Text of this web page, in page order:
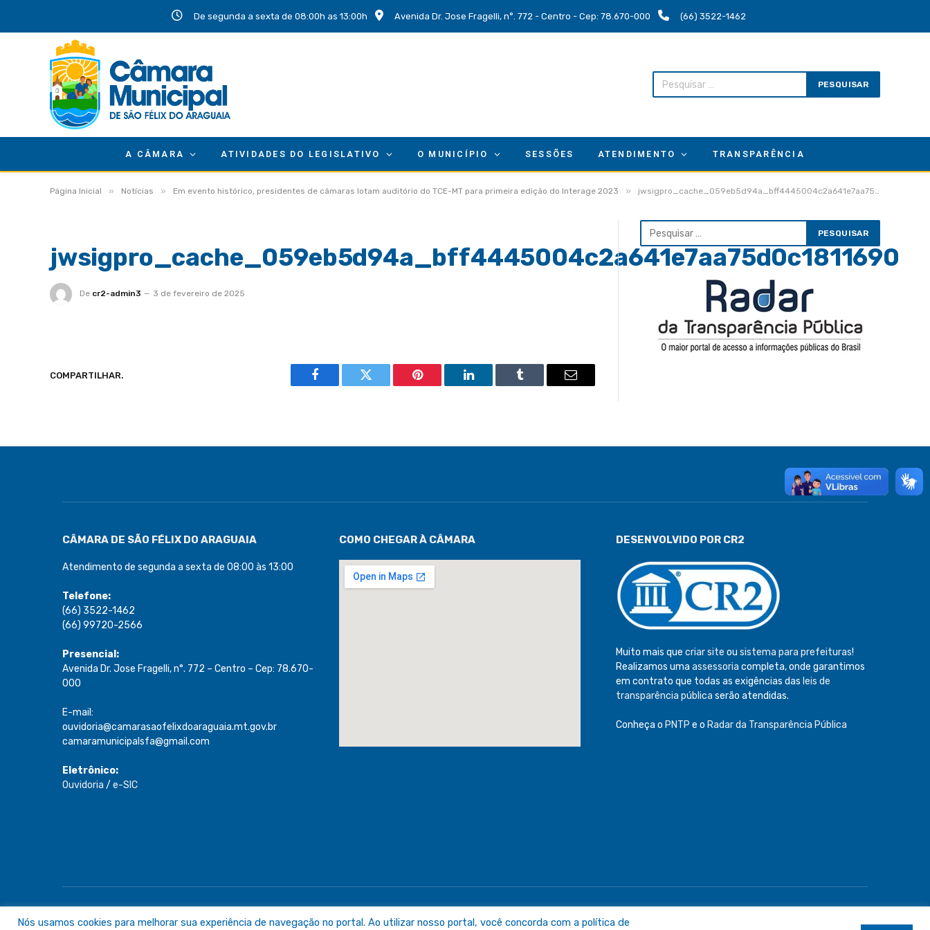
De segunda a sexta de 08:00h as 13:00h Avenida Dr. Jose Fragelli, n°. 772 - Centro - Cep: 78.670-000 (66) 3522-1462
A CÂMARA ATIVIDADES DO LEGISLATIVO O MUNICÍPIO SESSÕES ATENDIMENTO TRANSPARÊNCIA
Página Inicial » Notícias » Em evento histórico, presidentes de câmaras lotam auditório do TCE-MT para primeira edição do Interage 2023 » jwsigpro_cache_059eb5d94a_bff4445004c2a641e7aa75d0c1811690
jwsigpro_cache_059eb5d94a_bff4445004c2a641e7aa75d0c1811690
De cr2-admin3 3 de fevereiro de 2025
COMPARTILHAR.
Facebook Twitter Pinterest LinkedIn Tumblr Email
CÂMARA DE SÃO FÉLIX DO ARAGUAIA
Atendimento de segunda a sexta de 08:00 às 13:00
Telefone:
(66) 3522-1462
(66) 99720-2566
Presencial:
Avenida Dr. Jose Fragelli, n°. 772 – Centro – Cep: 78.670-
000
E-mail:
ouvidoria@camarasaofelixdoaraguaia.mt.gov.br
camaramunicipalsfa@gmail.com
Eletrônico:
Ouvidoria / e-SIC
COMO CHEGAR À CÂMARA DESENVOLVIDO POR CR2
Muito mais que criar site ou sistema para prefeituras!
Realizamos uma assessoria completa, onde garantimos
em contrato que todas as exigências das leis de
transparência pública serão atendidas.
Conheça o PNTP e o Radar da Transparência Pública
Nós usamos cookies para melhorar sua experiência de navegação no portal. Ao utilizar nosso portal, você concorda com a política de